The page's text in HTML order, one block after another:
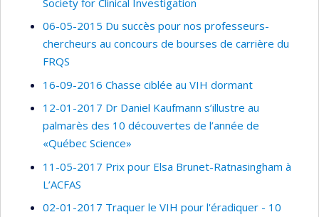
06-05-2015 Du succès pour nos professeurs-
chercheurs au concours de bourses de carrière du
FRQS
16-09-2016 Chasse ciblée au VIH dormant
12-01-2017 Dr Daniel Kaufmann s’illustre au
palmarès des 10 découvertes de l’année de
«Québec Science»
11-05-2017 Prix pour Elsa Brunet-Ratnasingham à
L’ACFAS
02-01-2017 Traquer le VIH pour l'éradiquer - 10